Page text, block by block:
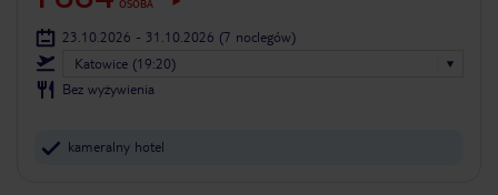
OSOBA
23.10.2026 - 31.10.2026 (7 noclegów)
Katowice (19:20)
Bez wyżywienia
kameralny hotel